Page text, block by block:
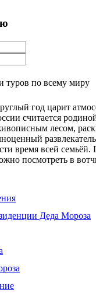
туров по всему миру
год царит
считается
лесом,
время всей семьёй.
посмотреть в
Деда Мороза